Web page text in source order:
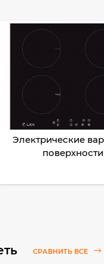
Электрические
поверхности
СРАВНИТЬ ВСЕ